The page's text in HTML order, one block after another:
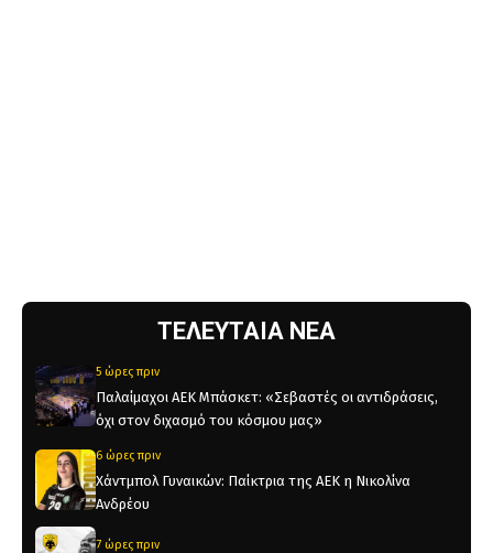
ΤΕΛΕΥΤΑΙΑ ΝΕΑ
5 ώρες πριν
Παλαίμαχοι ΑΕΚ Μπάσκετ: «Σεβαστές οι αντιδράσεις,
όχι στον διχασμό του κόσμου μας»
6 ώρες πριν
Χάντμπολ Γυναικών: Παίκτρια της ΑΕΚ η Νικολίνα
Ανδρέου
7 ώρες πριν